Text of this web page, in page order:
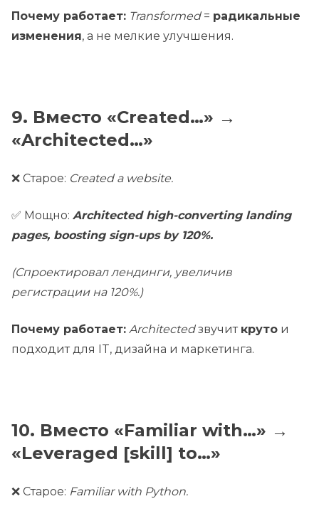
Почему работает: Transformed= радикальные
изменения, а не мелкие улучшения.
9. Вместо «Created…» →
«Architected…»
❌ Старое: Created a website.
✅ Мощно: Architected high-converting landing
pages, boosting sign-ups by 120%.
(Спроектировал лендинги, увеличив
регистрации на 120%.)
Почему работает: Architectedзвучит круто и
подходит для IT, дизайна и маркетинга.
10. Вместо «Familiar with…» →
«Leveraged [skill] to…»
❌ Старое: Familiar with Python.